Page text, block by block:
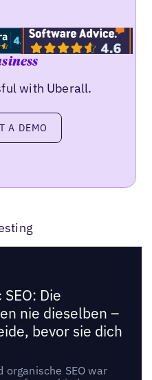
with Uberall.
A DEMO
Die
nie dieselben –
bevor sie dich
SEO war